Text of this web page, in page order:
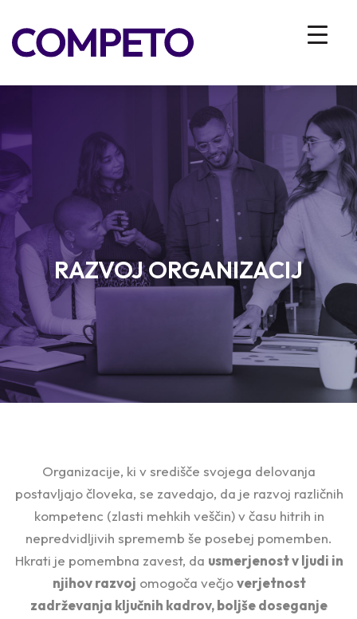
RAZVOJ ORGANIZACIJ
Organizacije, ki v središče svojega delovanja
postavljajo človeka, se zavedajo, da je razvoj različnih
kompetenc (zlasti mehkih veščin) v času hitrih in
nepredvidljivih sprememb še posebej pomemben.
Hkrati je pomembna zavest, da usmerjenost v ljudi in
njihov razvoj omogoča večjoverjetnost
zadrževanja ključnih kadrov, boljše doseganje